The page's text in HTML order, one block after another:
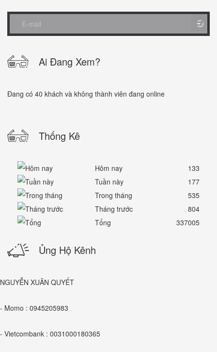
Ai Đang Xem?
Đang có 40 khách và không thành viên đang online
Thống Kê
Hôm nay
133
Tuần này
177
Trong tháng
535
Tháng trước
804
Tổng
337005
Ủng Hộ Kênh
NGUYỄN XUÂN QUYẾT
- Momo : 0945205983
- Vietcombank : 0031000180365